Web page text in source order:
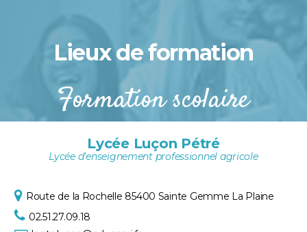
Lieux de formation
Formation scolaire
Lycée Luçon Pétré
Lycée d'enseignement professionnel agricole
Route de la Rochelle 85400 Sainte Gemme La Plaine
02.51.27.09.18